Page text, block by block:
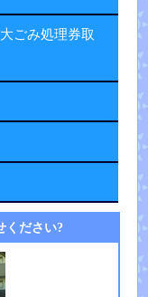
ごみ処理券取
ださい?